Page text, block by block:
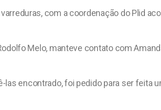
com a coordenação do Plid
Melo, manteve contato com
encontrado, foi pedido para ser feita